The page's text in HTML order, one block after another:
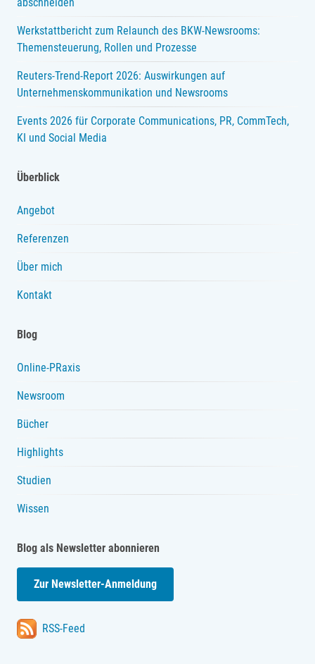
Werkstattbericht zum Relaunch des BKW-Newsrooms:
Themensteuerung, Rollen und Prozesse
Reuters-Trend-Report 2026: Auswirkungen auf
Unternehmenskommunikation und Newsrooms
Events 2026 für Corporate Communications, PR, CommTech,
KI und Social Media
Überblick
Angebot
Referenzen
Über mich
Kontakt
Blog
Online-PRaxis
Newsroom
Bücher
Highlights
Studien
Wissen
Blog als Newsletter abonnieren
Zur Newsletter-Anmeldung
RSS-Feed